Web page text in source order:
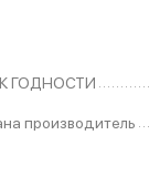
ГОДНОСТИ
производитель